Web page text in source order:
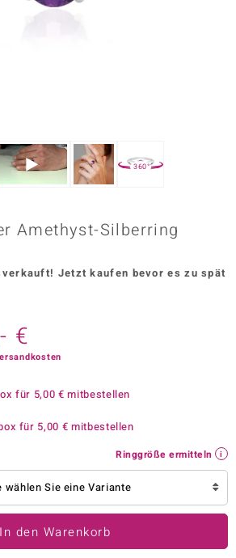
360°
Amethyst-Silberring
Jetzt kaufen bevor es zu spät
€
für 5,00 € mitbestellen
für 5,00 € mitbestellen
Ringgröße ermitteln
wählen Sie eine Variante
In den Warenkorb